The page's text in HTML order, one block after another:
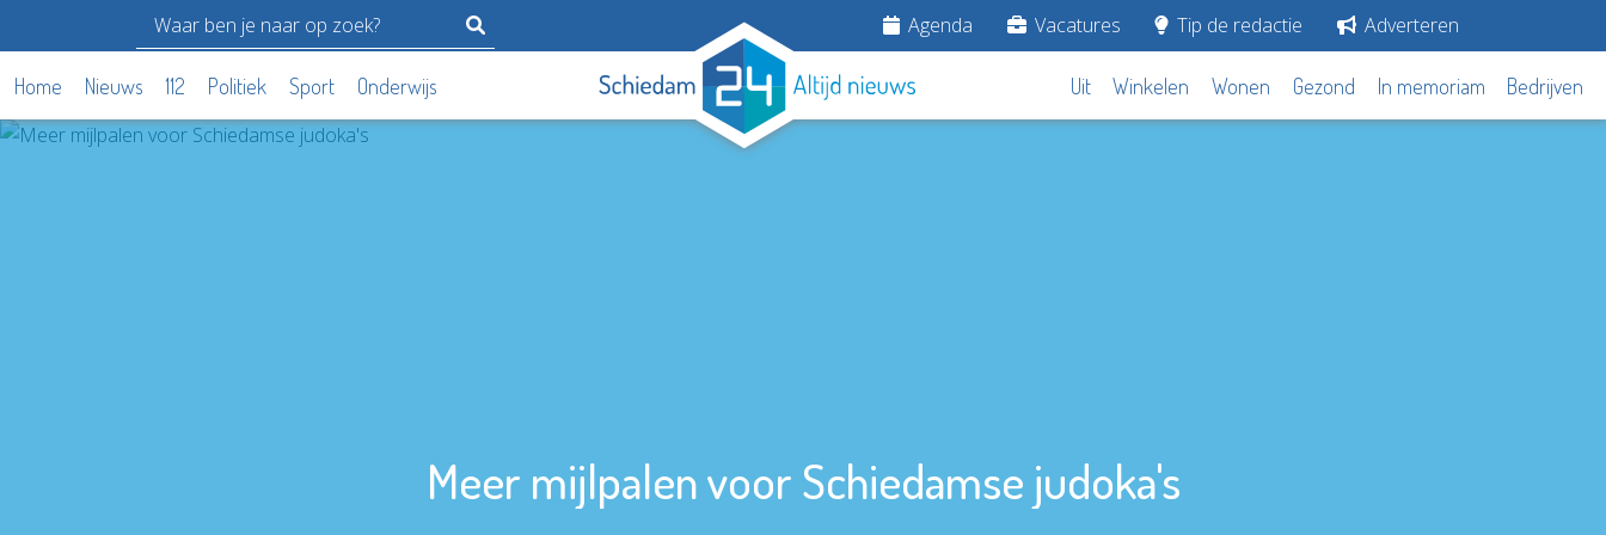
Agenda Vacatures Tip de redactie Adverteren
Home Nieuws 112 Politiek Sport Onderwijs Uit Winkelen Wonen Gezond In memoriam Bedrijven
Meer mijlpalen voor Schiedamse judoka's